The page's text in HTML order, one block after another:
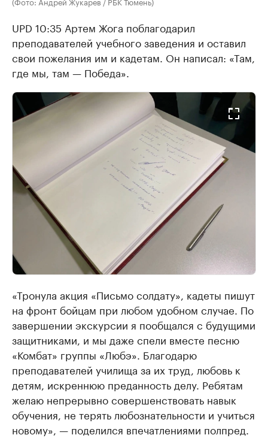
UPD 10:35 Артем Жога поблагодарил
преподавателей учебного заведения и оставил
свои пожелания им и кадетам. Он написал: «Там,
где мы, там — Победа».
«Тронула акция «Письмо солдату», кадеты пишут
на фронт бойцам при любом удобном случае. По
завершении экскурсии я пообщался с будущими
защитниками, и мы даже спели вместе песню
«Комбат» группы «Любэ». Благодарю
преподавателей училища за их труд, любовь к
детям, искреннюю преданность делу. Ребятам
желаю непрерывно совершенствовать навык
обучения, не терять любознательности и учиться
новому», — поделился впечатлениями полпред.